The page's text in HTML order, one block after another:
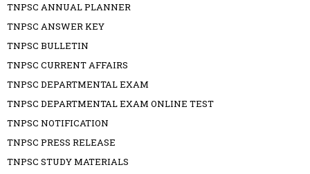
TNPSC ANNUAL PLANNER
TNPSC ANSWER KEY
TNPSC BULLETIN
TNPSC CURRENT AFFAIRS
TNPSC DEPARTMENTAL EXAM
TNPSC DEPARTMENTAL EXAM ONLINE TEST
TNPSC NOTIFICATION
TNPSC PRESS RELEASE
TNPSC STUDY MATERIALS